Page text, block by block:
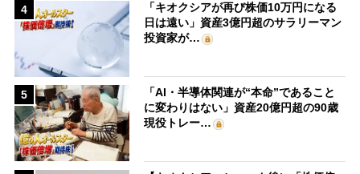
4
「キオクシアが再び株価10万円になる
日は遠い」資産3億円超のサラリーマン
投資家が…
5
「AI・半導体関連が“本命”であること
に変わりはない」資産20億円超の90歳
現役トレー…